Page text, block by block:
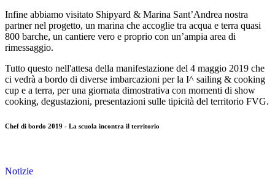
Infine abbiamo visitato Shipyard & Marina Sant’Andrea nostra
partner nel progetto, un marina che accoglie tra acqua e terra quasi
800 barche, un cantiere vero e proprio con un’ampia area di
rimessaggio.
Tutto questo nell'attesa della manifestazione del 4 maggio 2019 che
ci vedrà a bordo di diverse imbarcazioni per la I^ sailing & cooking
cup e a terra, per una giornata dimostrativa con momenti di show
cooking, degustazioni, presentazioni sulle tipicità del territorio FVG.
Chef di bordo 2019 - La scuola incontra il territorio
Notizie